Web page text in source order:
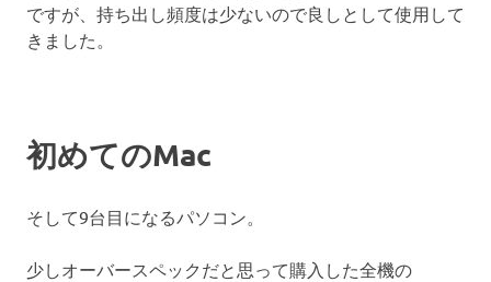
ですが、持ち出し頻度は少ないので良しとして使用して
きました。
初めてのMac
そして9台目になるパソコン。
少しオーバースペックだと思って購入した全機の